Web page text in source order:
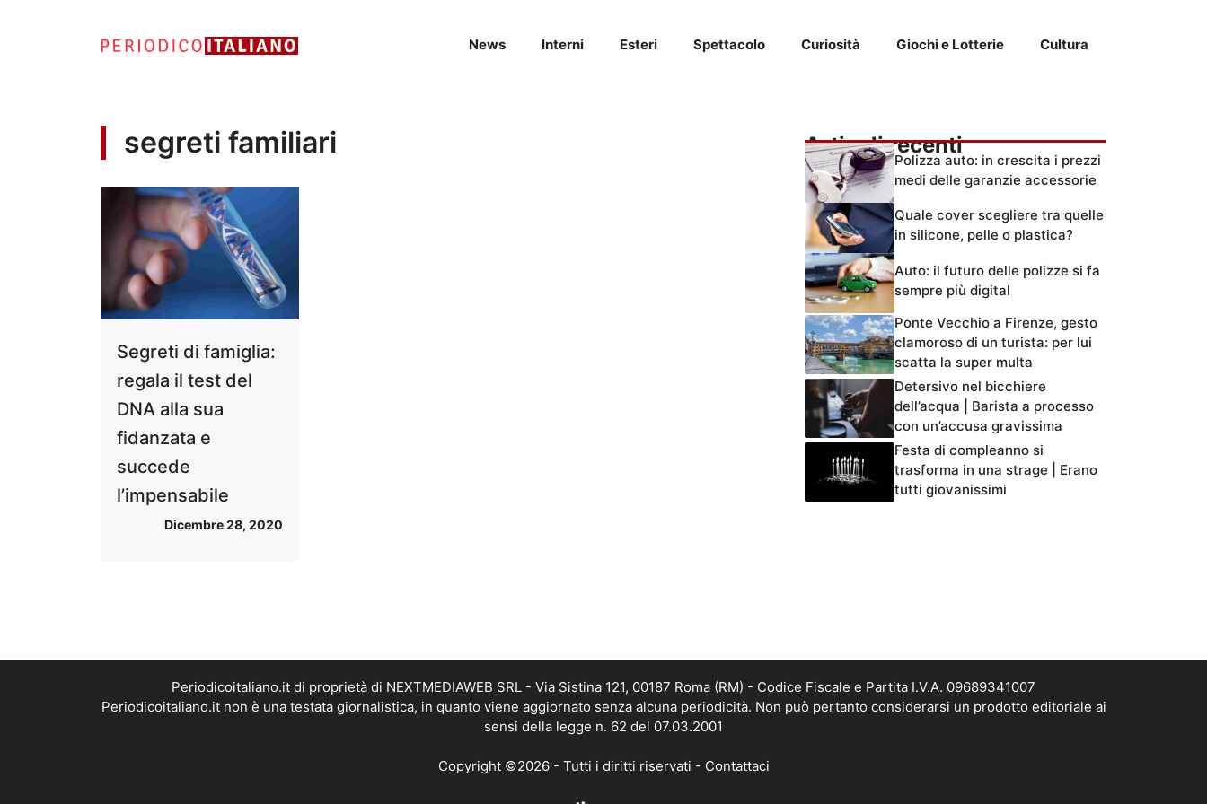
News Interni Esteri Spettacolo Curiosità Giochi e Lotterie Cultura
segreti familiari
Segreti di famiglia:
regala il test del
DNA alla sua
fidanzata e
succede
l’impensabile
Dicembre 28, 2020
Articoli recenti
Polizza auto: in crescita i prezzi
medi delle garanzie accessorie
Quale cover scegliere tra quelle
in silicone, pelle o plastica?
Auto: il futuro delle polizze si fa
sempre più digital
Ponte Vecchio a Firenze, gesto
clamoroso di un turista: per lui
scatta la super multa
Detersivo nel bicchiere
dell’acqua | Barista a processo
con un’accusa gravissima
Festa di compleanno si
trasforma in una strage | Erano
tutti giovanissimi
Periodicoitaliano.it di proprietà di NEXTMEDIAWEB SRL - Via Sistina 121, 00187 Roma (RM) - Codice Fiscale e Partita I.V.A. 09689341007
Periodicoitaliano.it non è una testata giornalistica, in quanto viene aggiornato senza alcuna periodicità. Non può pertanto considerarsi un prodotto editoriale ai
sensi della legge n. 62 del 07.03.2001
Copyright ©2026 - Tutti i diritti riservati - Contattaci